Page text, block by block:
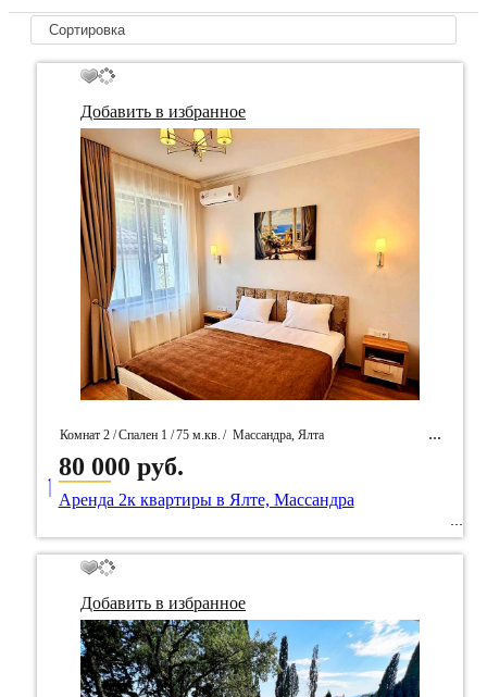
Добавить в избранное
Комнат 2 /Спален 1 /75 м.кв. / Массандра, Ялта
/ Идентификатор собственность 99782
80 000 руб.
____
Аренда 2к квартиры в Ялте, Массандра
Добавить в избранное